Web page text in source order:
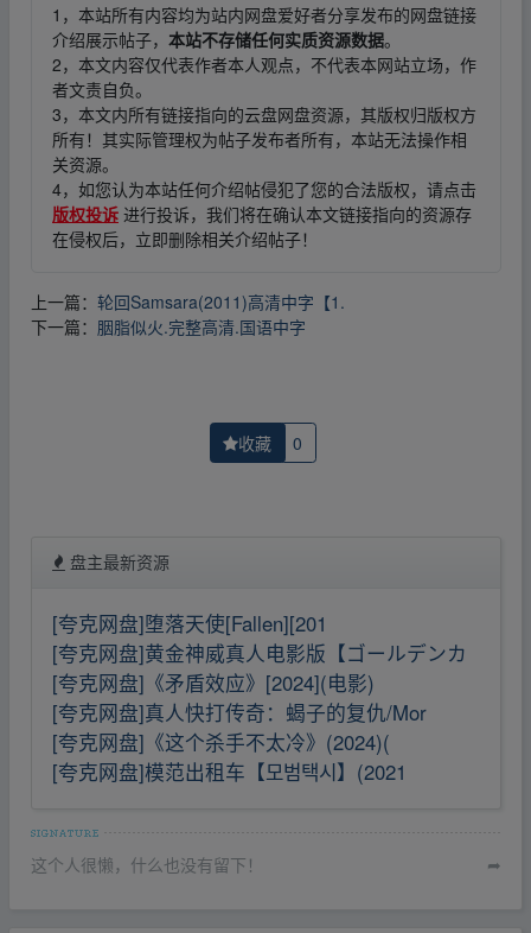
1，本站所有内容均为站内网盘爱好者分享发布的网盘链接
介绍展示帖子， 本站不存储任何实质资源数据。
2，本文内容仅代表作者本人观点，不代表本网站立场，作
者文责自负。
3，本文内所有链接指向的云盘网盘资源，其版权归版权方
所有！其实际管理权为帖子发布者所有，本站无法操作相
关资源。
4，如您认为本站任何介绍帖侵犯了您的合法版权，请点击
版权投诉 进行投诉，我们将在确认本文链接指向的资源存
在侵权后，立即删除相关介绍帖子！
上一篇： 轮回Samsara(2011)高清中字【1.
下一篇： 胭脂似火.完整高清.国语中字
收藏 0
盘主最新资源
[夸克网盘]堕落天使[Fallen][201
[夸克网盘]黄金神威真人电影版【ゴールデンカ
[夸克网盘]《矛盾效应》[2024](电影)
[夸克网盘]真人快打传奇：蝎子的复仇/Mor
[夸克网盘]《这个杀手不太冷》(2024)(
[夸克网盘]模范出租车【모범택시】(2021
这个人很懒，什么也没有留下！ ➦